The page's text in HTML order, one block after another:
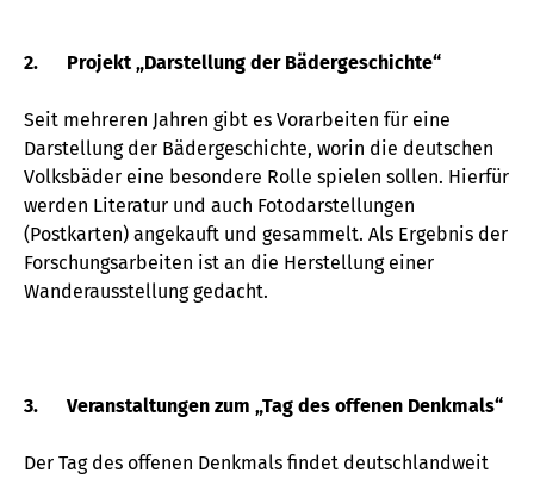
2. Projekt „Darstellung der Bädergeschichte“
Seit mehreren Jahren gibt es Vorarbeiten für eine
Darstellung der Bädergeschichte, worin die deutschen
Volksbäder eine besondere Rolle spielen sollen. Hierfür
werden Literatur und auch Fotodarstellungen
(Postkarten) angekauft und gesammelt. Als Ergebnis der
Forschungsarbeiten ist an die Herstellung einer
Wanderausstellung gedacht.
3. Veranstaltungen zum „Tag des offenen Denkmals“
Der Tag des offenen Denkmals findet deutschlandweit